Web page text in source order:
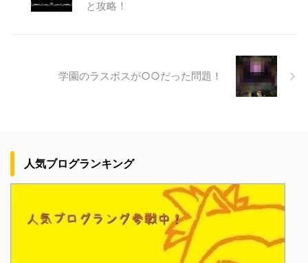
と攻略！
学園のラスボスが○○だった問題！
人気ブログランキング